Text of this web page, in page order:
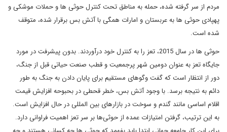
مردم از سر گرفته شده، حمله به مناطق تحت کنترل حوثی ها و حملات موشکی و
پهپادی حوثی ها به عربستان و امارات همگی با آتش بس برقرار شده، متوقف
شده است.
حوثی ها در سال 2015، تعز را به کنترل خود درآوردند. بدون پیشرفت در مورد
جایگاه تعز به عنوان دومین شهر پرجمعیت و قطب صنعت حیاتی قبل از جنگ،
دور از انتظار است که گفت وگوهای مستقیم برای پایان دادن به جنگ به طور
دائم به نتیجه برسد. با وجود آتش بس، خطر قحطی در بحبوحه افزایش قیمت
اقلام اساسی مانند گندم و سوخت در بازارهای بین المللی در حال افزایش است.
به این ترتیب، گرفتن امتیازات عمده از حوثی‌ها بر سر تعز اهمیت فراوانی دارد.